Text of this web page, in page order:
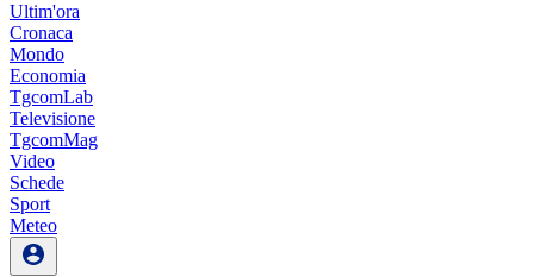
Ultim'ora
Cronaca
Mondo
Economia
TgcomLab
Televisione
TgcomMag
Video
Schede
Sport
Meteo